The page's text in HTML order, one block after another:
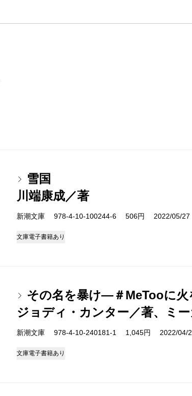
雪国
川端康成／著
新潮文庫 978-4-10-100244-6 506円 2022/05/27
文庫電子書籍あり
その名を暴け―＃MeTooに
ジョディ・カンター／著、ミ
新潮文庫 978-4-10-240181-1 1,045円 2022/04/
文庫電子書籍あり